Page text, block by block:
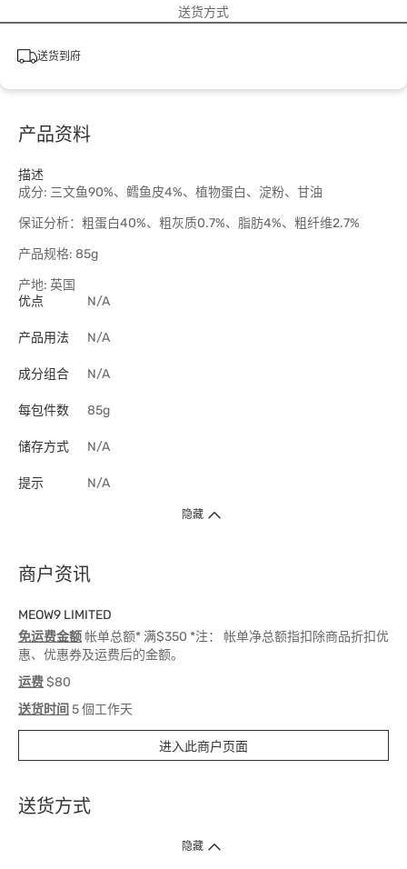
送货方式
送货到府
产品资料
描述
成分: 三文鱼90%、鳕鱼皮4%、植物蛋白、淀粉、甘油
保证分析：粗蛋白40%、粗灰质0.7%、脂肪4%、粗纤维2.7%
产品规格: 85g
产地: 英国
优点
N/A
产品用法 N/A
成分组合 N/A
每包件数 85g
储存方式 N/A
提示 N/A
隐藏
商户资讯
MEOW9 LIMITED
免运费金额帐单总额* 满$350 *注： 帐单净总额指扣除商品折扣优
惠、优惠券及运费后的金额。
运费$80
送货时间 5 個工作天
进入此商户页面
送货方式
1. 送货到府（受卫生署条例规管产品除外 ）
隐藏